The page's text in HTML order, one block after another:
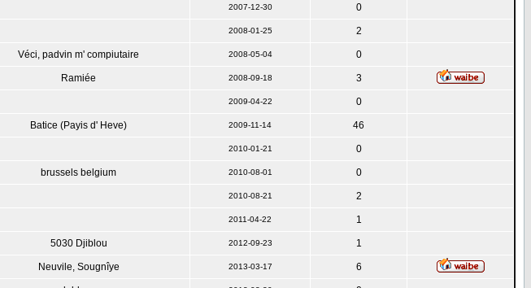
2007-12-30 0
2008-01-25 2
Véci, padvin m' compiutaire 2008-05-04 0
Ramiée 2008-09-18 3
2009-04-22 0
Batice (Payis d' Heve) 2009-11-14 46
2010-01-21 0
brussels belgium 2010-08-01 0
2010-08-21 2
2011-04-22 1
5030 Djiblou 2012-09-23 1
Neuvile, Sougnîye 2013-03-17 6